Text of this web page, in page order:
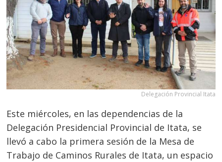
Delegación Provincial Itata
Este miércoles, en las dependencias de la
Delegación Presidencial Provincial de Itata, se
llevó a cabo la primera sesión de la Mesa de
Trabajo de Caminos Rurales de Itata, un espacio